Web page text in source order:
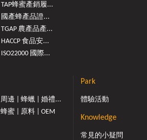
TAP蜂蜜產銷履...
國產蜂產品證...
TGAP 農產品產...
HACCP 食品安...
ISO22000 國際...
周邊 | 蜂蠟 | 婚禮...
蜂蜜 | 原料 | OEM
Park
體驗活動
Knowledge
常見的小疑問